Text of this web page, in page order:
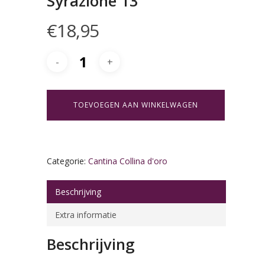
€18,95
TOEVOEGEN AAN WINKELWAGEN
Categorie: Cantina Collina d'oro
Beschrijving
Extra informatie
Beschrijving